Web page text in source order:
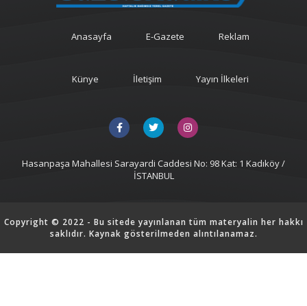
Anasayfa E-Gazete Reklam
Künye İletişim Yayın İlkeleri
Hasanpaşa Mahallesi Sarayardi Caddesi No: 98 Kat: 1 Kadıköy /
İSTANBUL
Copyright © 2022 - Bu sitede yayınlanan tüm materyalin her hakkı
saklıdır. Kaynak gösterilmeden alıntılanamaz.